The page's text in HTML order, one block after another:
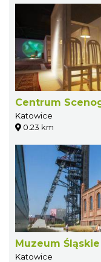
Centrum
Katowice
0.23 km
Muzeum Śląskie
Katowice